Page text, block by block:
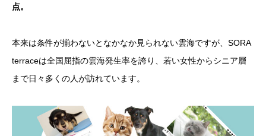
点。
本来は条件が揃わないとなかなか見られない雲海ですが、SORA
terraceは全国屈指の雲海発生率を誇り、若い女性からシニア層
まで日々多くの人が訪れています。